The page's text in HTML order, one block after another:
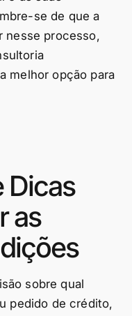
se de que a
nesse processo,
melhor opção para
Dicas
as
sobre qual
pedido de crédito,